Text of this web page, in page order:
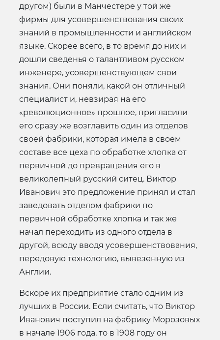
другом) были в Манчестере у той же
фирмы для усовершенствования своих
знаний в промышленности и английском
языке. Скорее всего, в то время до них и
дошли сведенья о талантливом русском
инженере, усовершенствующем свои
знания. Они поняли, какой он отличный
специалист и, невзирая на его
«революционное» прошлое, пригласили
его сразу же возглавить один из отделов
своей фабрики, которая имела в своем
составе все цеха по обработке хлопка от
первичной до превращения его в
великолепный русский ситец. Виктор
Иванович это предложение принял и стал
заведовать отделом фабрики по
первичной обработке хлопка и так же
начал переходить из одного отдела в
другой, всюду вводя усовершенствования,
передовую технологию, вывезенную из
Англии.
Вскоре их предприятие стало одним из
лучших в России. Если считать, что Виктор
Иванович поступил на фабрику Морозовых
в начале 1906 года, то в 1908 году он